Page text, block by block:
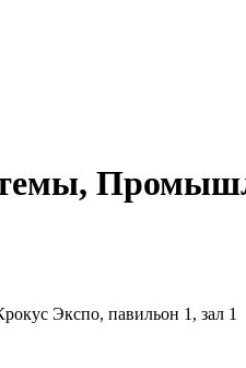
Экспо, павильон 1, зал 1